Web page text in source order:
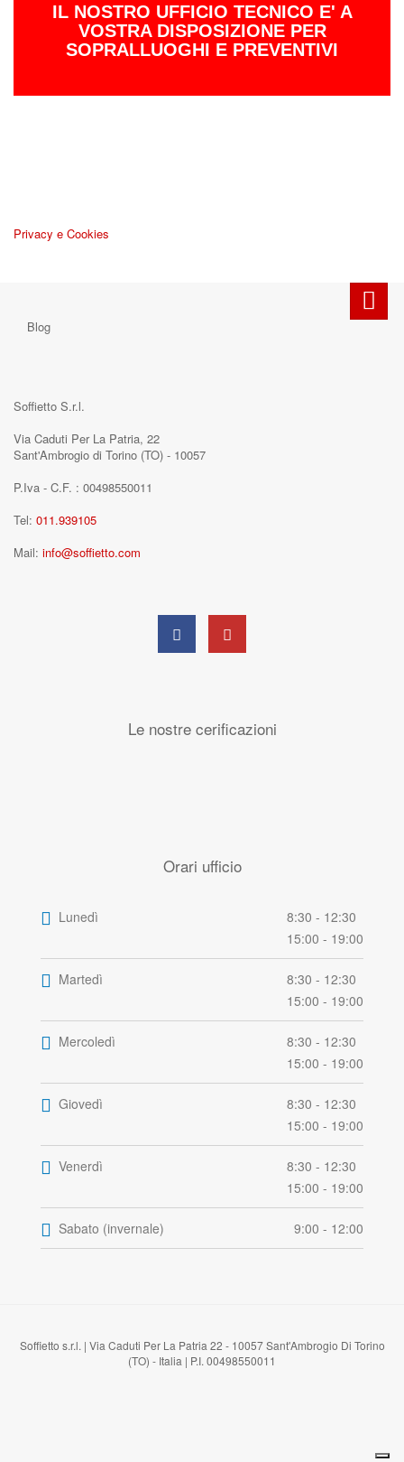
IL NOSTRO UFFICIO TECNICO E' A
VOSTRA DISPOSIZIONE PER
SOPRALLUOGHI E PREVENTIVI
Privacy e Cookies
Blog
Soffietto S.r.l.
Via Caduti Per La Patria, 22
Sant'Ambrogio di Torino (TO) - 10057
P.Iva - C.F. : 00498550011
Tel: 011.939105
Mail: info@soffietto.com
Le nostre cerificazioni
Orari ufficio
Lunedì
8:30 - 12:30
15:00 - 19:00
Martedì
8:30 - 12:30
15:00 - 19:00
Mercoledì
8:30 - 12:30
15:00 - 19:00
Giovedì
8:30 - 12:30
15:00 - 19:00
Venerdì
8:30 - 12:30
15:00 - 19:00
Sabato (invernale) 9:00 - 12:00
Soffietto s.r.l. | Via Caduti Per La Patria 22 - 10057 Sant'Ambrogio Di Torino
(TO) - Italia | P.I. 00498550011